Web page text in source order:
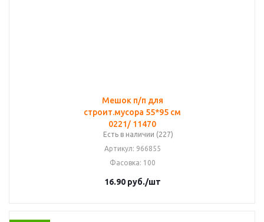
Мешок п/п для
строит.мусора 55*95 см
0221/ 11470
Есть в наличии (227)
Артикул: 966855
Фасовка: 100
16.90руб./шт